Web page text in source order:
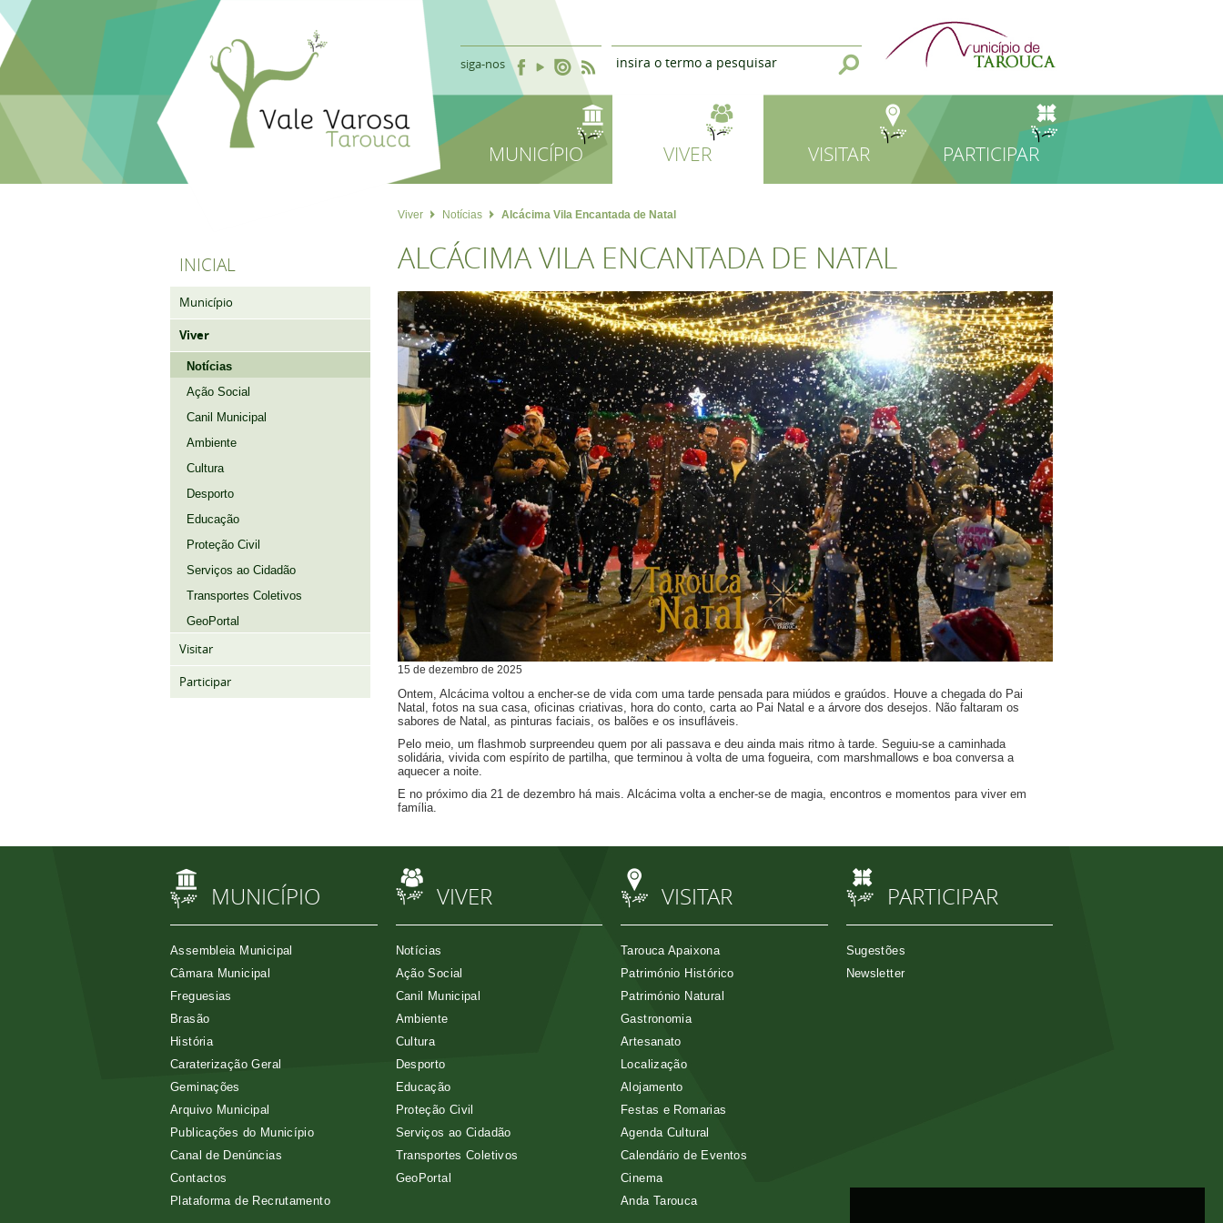
siga-nos
MUNICÍPIO VIVER VISITAR PARTICIPAR
INICIAL
Município
Viver
Notícias
Ação Social
Canil Municipal
Ambiente
Cultura
Desporto
Educação
Proteção Civil
Serviços ao Cidadão
Transportes Coletivos
GeoPortal
Visitar
Participar
Viver Notícias Alcácima Vila Encantada de Natal
ALCÁCIMA VILA ENCANTADA DE NATAL
15 de dezembro de 2025
Ontem, Alcácima voltou a encher-se de vida com uma tarde pensada para miúdos e graúdos. Houve a chegada do Pai
Natal, fotos na sua casa, oficinas criativas, hora do conto, carta ao Pai Natal e a árvore dos desejos. Não faltaram os
sabores de Natal, as pinturas faciais, os balões e os insufláveis.
Pelo meio, um flashmob surpreendeu quem por ali passava e deu ainda mais ritmo à tarde. Seguiu-se a caminhada
solidária, vivida com espírito de partilha, que terminou à volta de uma fogueira, com marshmallows e boa conversa a
aquecer a noite.
E no próximo dia 21 de dezembro há mais. Alcácima volta a encher-se de magia, encontros e momentos para viver em
família.
MUNICÍPIO
Assembleia Municipal
Câmara Municipal
Freguesias
Brasão
História
Caraterização Geral
Geminações
Arquivo Municipal
Publicações do Município
Canal de Denúncias
Contactos
Plataforma de Recrutamento
VIVER
Notícias
Ação Social
Canil Municipal
Ambiente
Cultura
Desporto
Educação
Proteção Civil
Serviços ao Cidadão
Transportes Coletivos
GeoPortal
VISITAR
Tarouca Apaixona
Património Histórico
Património Natural
Gastronomia
Artesanato
Localização
Alojamento
Festas e Romarias
Agenda Cultural
Calendário de Eventos
Cinema
Anda Tarouca
PARTICIPAR
Sugestões
Newsletter